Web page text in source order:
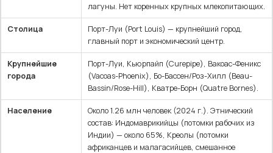
лагуны. Нет коренных крупных млекопитающих.
Столица
Порт-Луи (Port Louis) — крупнейший город,
главный порт и экономический центр.
Крупнейшие
города
Порт-Луи, Кьюрпайп (Curepipe), Вакоас-Феникс
(Vacoas-Phoenix), Бо-Бассен/Роз-Хилл (Beau-
Bassin/Rose-Hill), Кватре-Борн (Quatre Bornes).
Население
Около 1.26 млн человек (2024 г.). Этнический
состав: Индомаврикийцы (потомки рабочих из
Индии) — около 65%, Креолы (потомки
африканцев и малагасийцев, смешанное